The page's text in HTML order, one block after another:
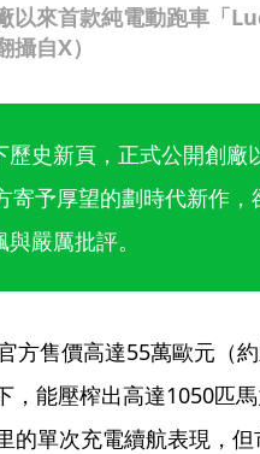
以來首款純電動跑車「
自X）
史新頁，正式公開創廠
寄予厚望的劃時代新作，
嚴厲批評。
方售價高達55萬歐元（
，能壓榨出高達1050匹
的單次充電續航表現，